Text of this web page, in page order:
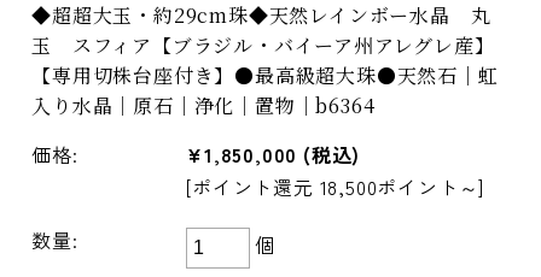
◆超超大玉・約29cm珠◆天然レインボー水晶 丸
玉 スフィア【ブラジル・バイーア州アレグレ産】
【専用切株台座付き】●最高級超大珠●天然石｜虹
入り水晶｜原石｜浄化｜置物｜b6364
価格: ¥1,850,000 (税込)
[ポイント還元 18,500ポイント～]
数量:
個